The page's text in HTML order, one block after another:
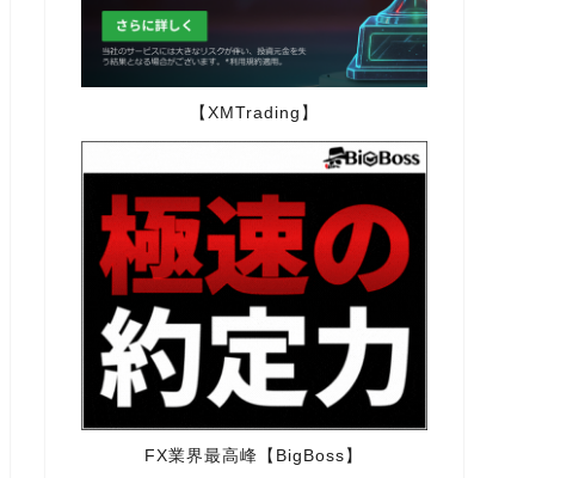
【XMTrading】
FX業界最高峰【BigBoss】